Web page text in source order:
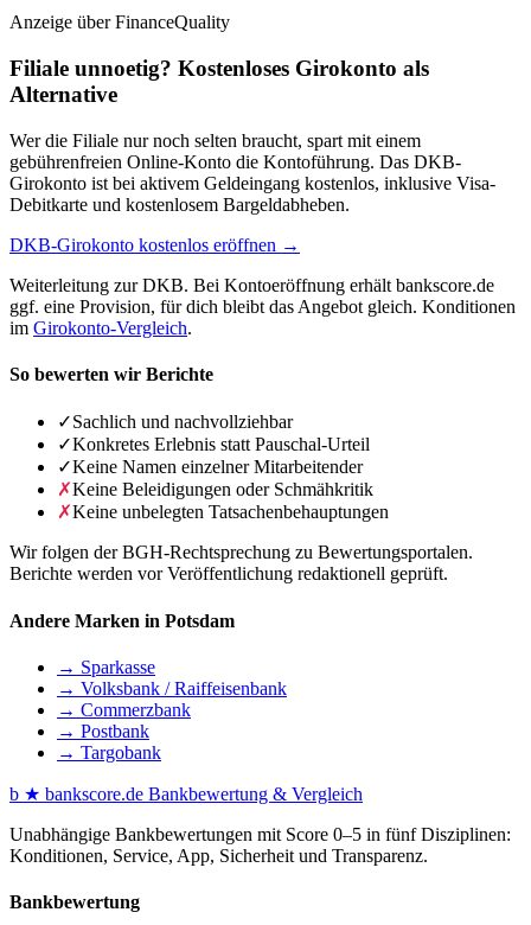
Anzeige über FinanceQuality
Filiale unnoetig? Kostenloses Girokonto als
Alternative
Wer die Filiale nur noch selten braucht, spart mit einem
gebührenfreien Online-Konto die Kontoführung. Das DKB-
Girokonto ist bei aktivem Geldeingang kostenlos, inklusive Visa-
Debitkarte und kostenlosem Bargeldabheben.
DKB-Girokonto kostenlos eröffnen →
Weiterleitung zur DKB. Bei Kontoeröffnung erhält bankscore.de
ggf. eine Provision, für dich bleibt das Angebot gleich. Konditionen
im Girokonto-Vergleich.
So bewerten wir Berichte
✓Sachlich und nachvollziehbar
✓Konkretes Erlebnis statt Pauschal-Urteil
✓Keine Namen einzelner Mitarbeitender
✗Keine Beleidigungen oder Schmähkritik
✗Keine unbelegten Tatsachenbehauptungen
Wir folgen der BGH-Rechtsprechung zu Bewertungsportalen.
Berichte werden vor Veröffentlichung redaktionell geprüft.
Andere Marken in Potsdam
→ Sparkasse
→ Volksbank / Raiffeisenbank
→ Commerzbank
→ Postbank
→ Targobank
b ★ bankscore.de Bankbewertung & Vergleich
Unabhängige Bankbewertungen mit Score 0–5 in fünf Disziplinen:
Konditionen, Service, App, Sicherheit und Transparenz.
Bankbewertung